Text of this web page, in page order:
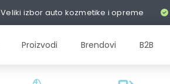
Veliki izbor auto kozmetike i opreme
Proizvodi Brendovi B2B